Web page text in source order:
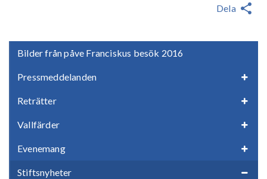
Bilder från påve Franciskus besök 2016
Pressmeddelanden
Reträtter
Vallfärder
Evenemang
Stiftsnyheter
Dela